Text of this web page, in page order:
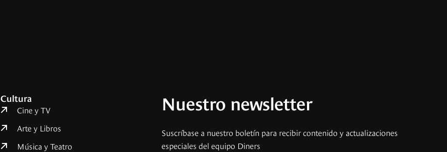
Cultura
Cine y TV
Arte y Libros
Música y Teatro
Nuestro newsletter
Suscríbase a nuestro boletín para recibir contenido y actualizaciones
especiales del equipo Diners